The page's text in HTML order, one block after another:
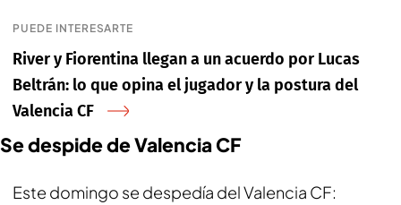
PUEDE INTERESARTE
River y Fiorentina llegan a un acuerdo por Lucas
Beltrán: lo que opina el jugador y la postura del
Valencia CF
Se despide de Valencia CF
Este domingo se despedía del Valencia CF: